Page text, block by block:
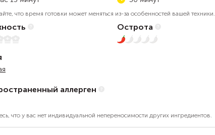
что время готовки может меняться из-за особенностей вашей техники.
Острота
1 из 5
аллерген
что у вас нет индивидуальной непереносимости других ингредиентов.